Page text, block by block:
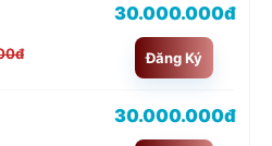
30.000.000đ
Đăng Ký
30.000.000đ